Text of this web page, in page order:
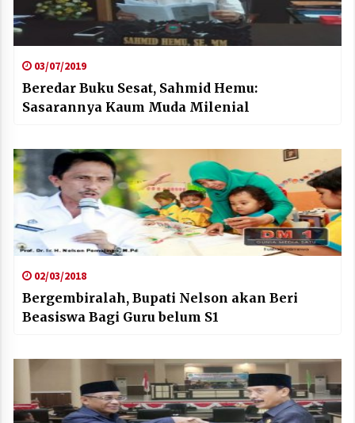
03/07/2019
Beredar Buku Sesat, Sahmid Hemu:
Sasarannya Kaum Muda Milenial
02/03/2018
Bergembiralah, Bupati Nelson akan Beri
Beasiswa Bagi Guru belum S1